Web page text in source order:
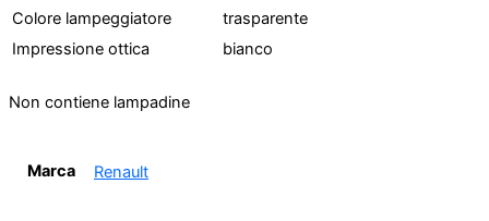
Colore lampeggiatore
trasparente
Impressione ottica
bianco
Non contiene lampadine
Marca Renault